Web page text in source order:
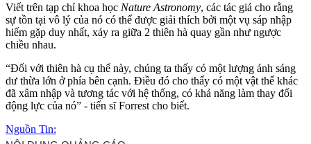
Viết trên tạp chí khoa học Nature Astronomy, các tác giả cho rằng
sự tồn tại vô lý của nó có thể được giải thích bởi một vụ sáp nhập
hiếm gặp duy nhất, xảy ra giữa 2 thiên hà quay gần như ngược
chiều nhau.
“Đối với thiên hà cụ thể này, chúng ta thấy có một lượng ánh sáng
dư thừa lớn ở phía bên cạnh. Điều đó cho thấy có một vật thể khác
đã xâm nhập và tương tác với hệ thống, có khả năng làm thay đổi
động lực của nó” - tiến sĩ Forrest cho biết.
Nguồn Tin: